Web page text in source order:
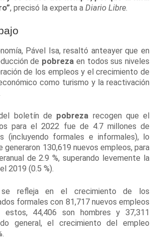
, precisó la experta a Diario Libre.
Pável Isa, resaltó anteayer que en
de pobreza en todos sus niveles
de los empleos y el crecimiento de
como turismo y la reactivación
boletín de pobreza recogen que el
para el 2022 fue de 4.7 millones de
(incluyendo formales e informales), lo
generaron 130,619 nuevos empleos, para
de 2.9 %, superando levemente la
2019 (0.5 %).
se refleja en el crecimiento de los
formales con 81,717 nuevos empleos
44,406 son hombres y 37,311
general, el crecimiento del empleo